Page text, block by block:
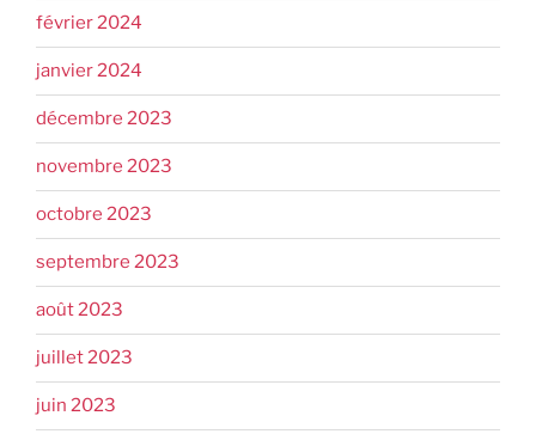
février 2024
janvier 2024
décembre 2023
novembre 2023
octobre 2023
septembre 2023
août 2023
juillet 2023
juin 2023